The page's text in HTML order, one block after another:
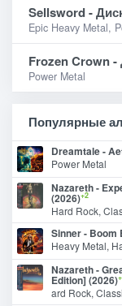
Sellsword -
Epic Heavy Metal,
Frozen Crown -
Power Metal
Популярные
Dreamtale -
Power Metal
Nazareth -
(2026)+2
Hard Rock,
Sinner - Boom
Heavy Metal,
Nazareth -
Edition] (2026)
ard Rock,